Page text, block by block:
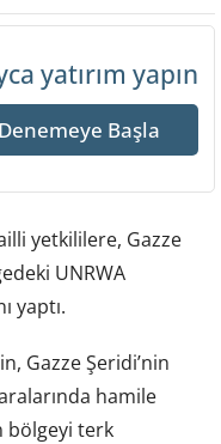
yatırım yapın
Denemeye Başla
yetkililere, Gazze
UNRWA
yaptı.
Gazze Şeridi’nin
hamile
bölgeyi terk